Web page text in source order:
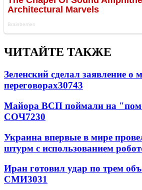
ЧИТАЙТЕ ТАКЖЕ
Зеленский сделал заявление о
переговорах30743
Майора ВСП поймали на
СОЧ7230
Украина впервые в мире
штурм с использованием
Иран готовил удар по трем
СМИ3031